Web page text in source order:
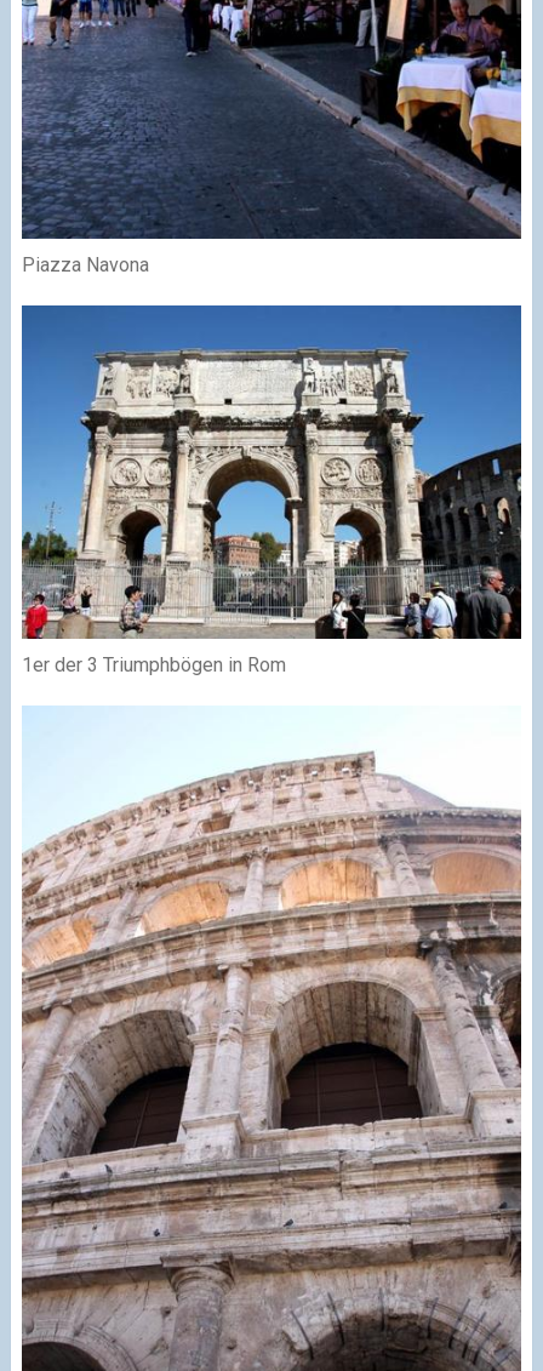
Piazza Navona
1er der 3 Triumphbögen in Rom